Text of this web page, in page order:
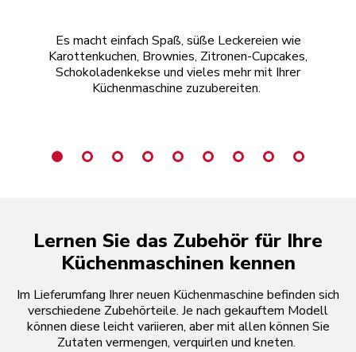
Es macht einfach Spaß, süße Leckereien wie
Karottenkuchen, Brownies, Zitronen-Cupcakes,
Schokoladenkekse und vieles mehr mit Ihrer
Küchenmaschine zuzubereiten.
Lernen Sie das Zubehör für Ihre
Küchenmaschinen kennen
Im Lieferumfang Ihrer neuen Küchenmaschine befinden sich
verschiedene Zubehörteile. Je nach gekauftem Modell
können diese leicht variieren, aber mit allen können Sie
Zutaten vermengen, verquirlen und kneten.